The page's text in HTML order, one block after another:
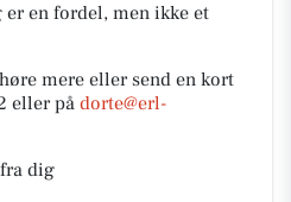
en fordel, men ikke et
mere eller send en kort
eller på dorte@erl-
dig